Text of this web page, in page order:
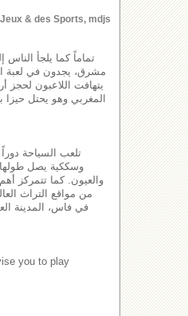
& des Sports, mdjs
تماماً كما يلجأ
مشرق، يجدون في لعبة
يتهافت اللاعبون
المغربي وهو يحتل حيزا
تلعب السياحة
والعيون. كما تتمركز
من مواقع التراث
في فاس، المدينة
you to play